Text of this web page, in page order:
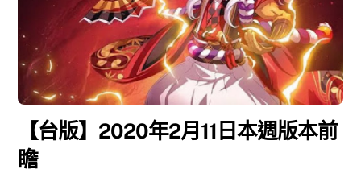
【台版】2020年2月11日本週版本前
瞻